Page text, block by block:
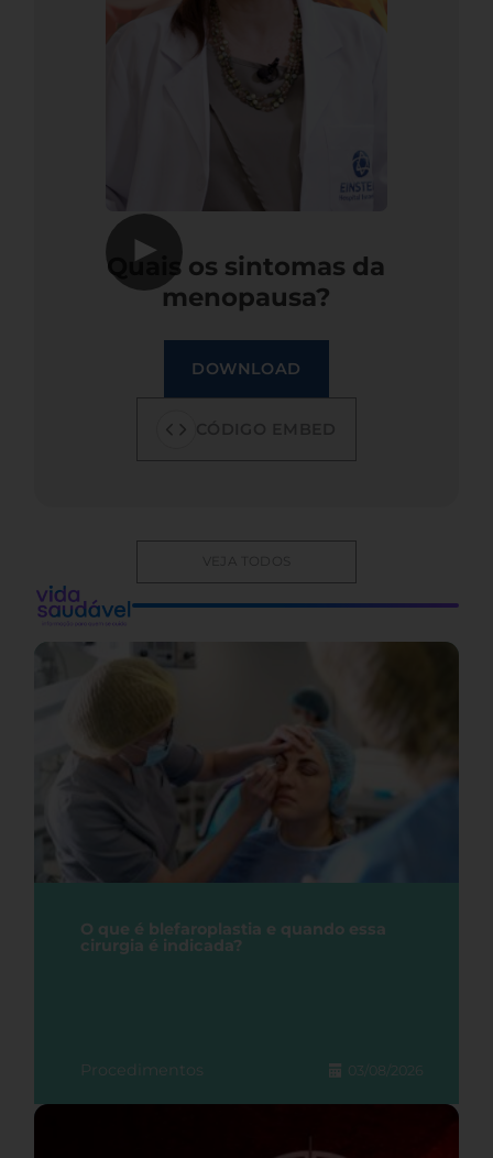
▶
Quais os sintomas da
menopausa?
DOWNLOAD
VEJA TODOS
O que é blefaroplastia e quando essa
cirurgia é indicada?
Procedimentos 03/08/2026